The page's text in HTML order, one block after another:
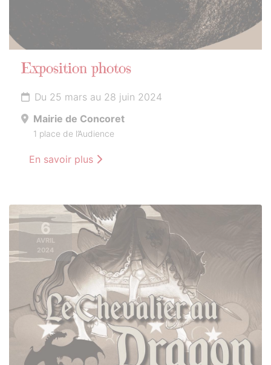
Exposition photos
Du 25 mars au 28 juin 2024
Mairie de Concoret
1 place de l’Audience
En savoir plus
6
AVRIL
2024